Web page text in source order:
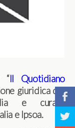
“Il Quotidiano
giuridica del
e curato
e Ipsoa.
b
a